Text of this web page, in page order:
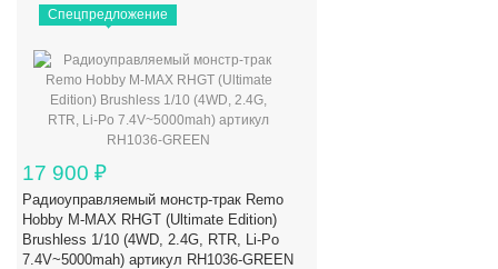
Спецпредложение
17 900 ₽
Радиоуправляемый монстр-трак Remo
Hobby M-MAX RHGT (Ultimate Edition)
Brushless 1/10 (4WD, 2.4G, RTR, Li-Po
7.4V~5000mah) артикул RH1036-GREEN